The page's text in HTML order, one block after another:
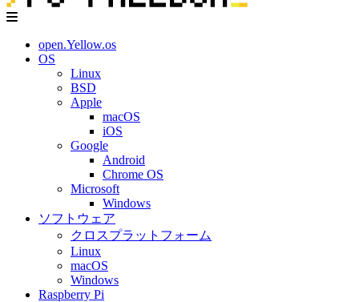
open.Yellow.os
OS
Linux
BSD
Apple
macOS
iOS
Google
Android
Chrome OS
Microsoft
Windows
ソフトウェア
クロスプラットフォーム
Linux
macOS
Windows
Raspberry Pi